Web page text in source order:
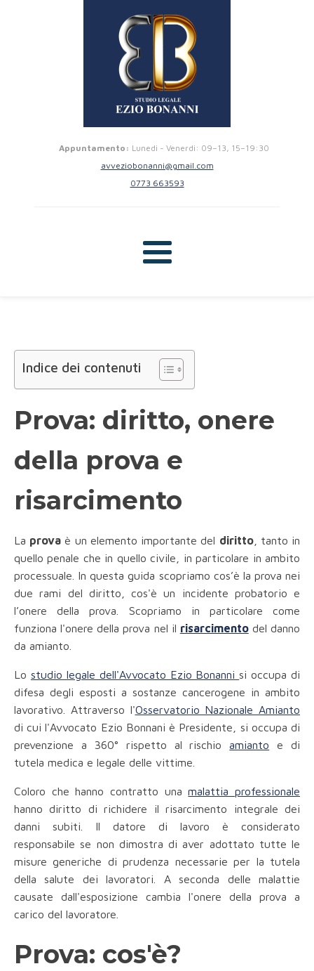
Appuntamento: Lunedi - Venerdi: 09–13, 15–19:30
avveziobonanni@gmail.com
0773 663593
Indice dei contenuti
Prova: diritto, onere
della prova e
risarcimento
La prova è un elemento importante del diritto, tanto in
quello penale che in quello civile, in particolare in ambito
processuale. In questa guida scopriamo cos’è la prova nei
due rami del diritto, cos'è un incidente probatorio e
l’onere della prova. Scopriamo in particolare come
funziona l'onere della prova nel il risarcimentodel danno
da amianto.
Lo studio legale dell'Avvocato Ezio Bonannisi occupa di
difesa degli esposti a sostanze cancerogene in ambito
lavorativo. Attraverso l'Osservatorio Nazionale Amianto
di cui l'Avvocato Ezio Bonnani è Presidente, si occupa di
prevenzione a 360° rispetto al rischioamianto e di
tutela medica e legale delle vittime.
Coloro che hanno contratto unamalattia professionale
hanno diritto di richidere il risarcimento integrale dei
danni subiti. Il datore di lavoro è considerato
responsabile se non dimostra di aver adottato tutte le
misure generiche di prudenza necessarie per la tutela
della salute dei lavoratori. A seconda delle malattie
causate dall'esposizione cambia l'onere della prova a
carico del lavoratore.
Prova: cos'è?